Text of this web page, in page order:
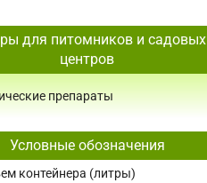
для питомников и садовых
центров
препараты
Условные обозначения
контейнера (литры)